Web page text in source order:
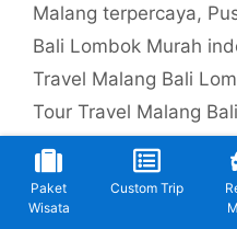
Malang terpercaya,
Bali Lombok Murah
Travel Malang Bali
Tour Travel Malang
profesional
,Pusat
Lombok Murah terbaik ,
Malang Bali Lombok
Paket
Wisata
Custom Trip